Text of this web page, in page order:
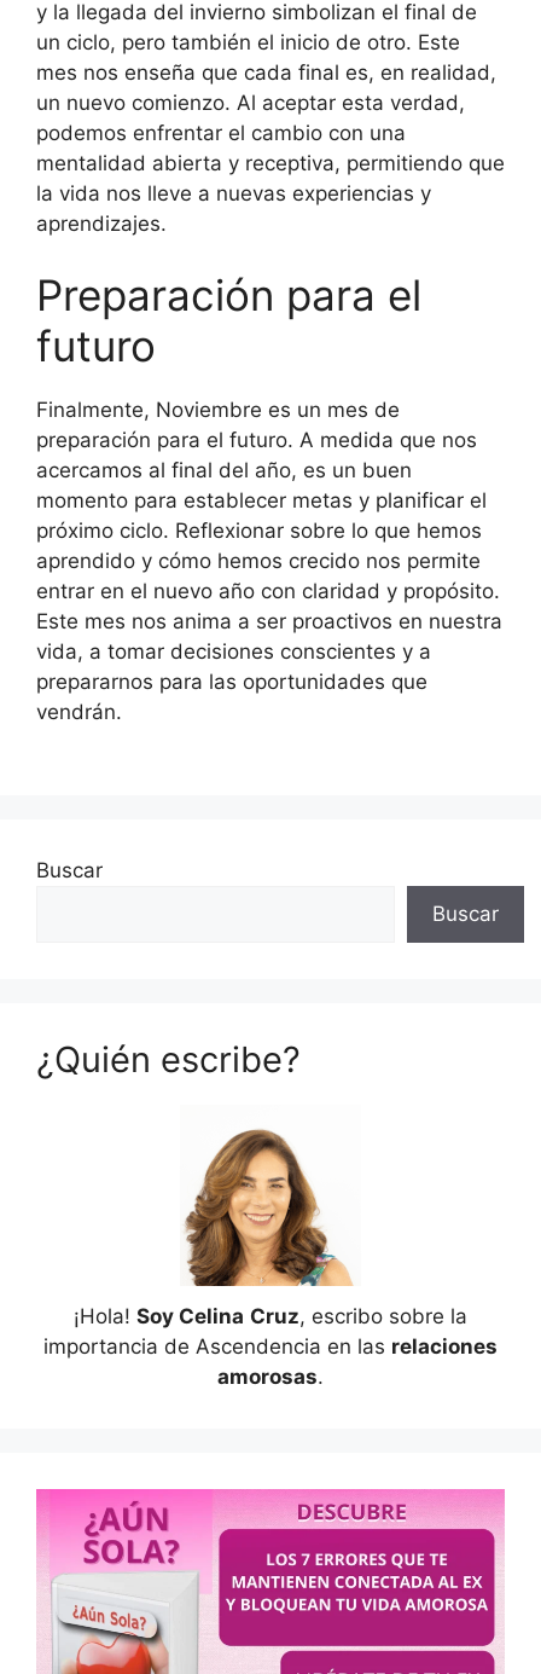
y la llegada del invierno simbolizan el final de
un ciclo, pero también el inicio de otro. Este
mes nos enseña que cada final es, en realidad,
un nuevo comienzo. Al aceptar esta verdad,
podemos enfrentar el cambio con una
mentalidad abierta y receptiva, permitiendo que
la vida nos lleve a nuevas experiencias y
aprendizajes.
Preparación para el
futuro
Finalmente, Noviembre es un mes de
preparación para el futuro. A medida que nos
acercamos al final del año, es un buen
momento para establecer metas y planificar el
próximo ciclo. Reflexionar sobre lo que hemos
aprendido y cómo hemos crecido nos permite
entrar en el nuevo año con claridad y propósito.
Este mes nos anima a ser proactivos en nuestra
vida, a tomar decisiones conscientes y a
prepararnos para las oportunidades que
vendrán.
Buscar
Buscar
¿Quién escribe?
¡Hola! Soy Celina Cruz, escribo sobre la
importancia de Ascendencia en las relaciones
amorosas.